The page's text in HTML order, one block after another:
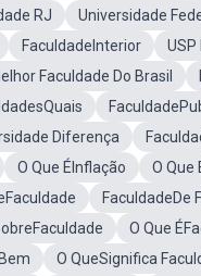
RJ Universidade
FaculdadeInterior
USP
Faculdade Do Brasil
Diferença
O Que ÉInflação O Que
FaculdadeDe
O Que
O QueSignifica